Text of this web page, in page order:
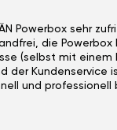
Powerbox sehr
die Powerbox
(selbst mit einem
der Kundenservice
und